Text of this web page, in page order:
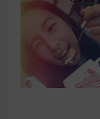
2020 年最新
清楚！
七大經典健